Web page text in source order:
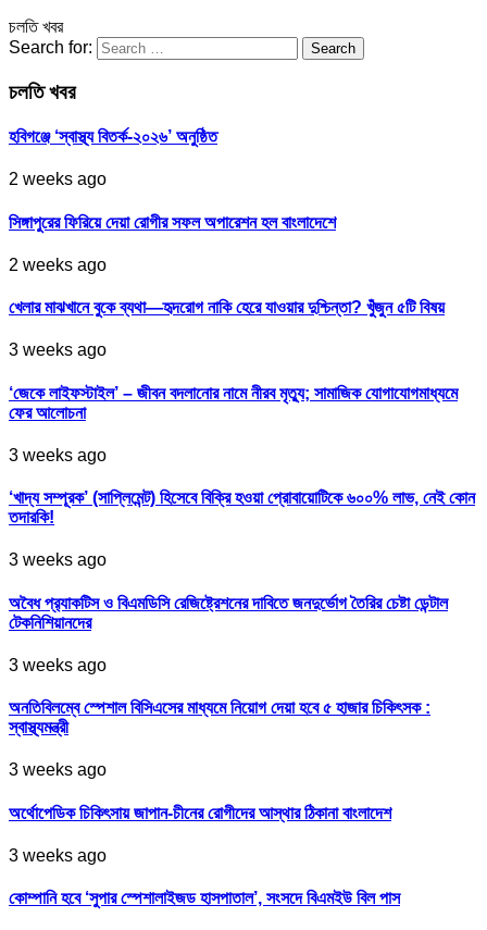
চলতি খবর
Search for:
চলতি খবর
হবিগঞ্জে ‘স্বাস্থ্য বিতর্ক-২০২৬’ অনুষ্ঠিত
2 weeks ago
সিঙ্গাপুরের ফিরিয়ে দেয়া রোগীর সফল অপারেশন হল বাংলাদেশে
2 weeks ago
খেলার মাঝখানে বুকে ব্যথা—হৃদরোগ নাকি হেরে যাওয়ার দুশ্চিন্তা? খুঁজুন ৫টি বিষয়
3 weeks ago
‘জেকে লাইফস্টাইল’ – জীবন বদলানোর নামে নীরব মৃত্যু; সামাজিক যোগাযোগমাধ্যমে
ফের আলোচনা
3 weeks ago
‘খাদ্য সম্পূরক’ (সাপ্লিমেন্ট) হিসেবে বিক্রি হওয়া প্রোবায়োটিকে ৬০০% লাভ, নেই কোন
তদারকি!
3 weeks ago
অবৈধ প্র‍্যাকটিস ও বিএমডিসি রেজিষ্ট্রেশনের দাবিতে জনদুর্ভোগ তৈরির চেষ্টা ডেন্টাল
টেকনিশিয়ানদের
3 weeks ago
অনতিবিলম্বে স্পেশাল বিসিএসের মাধ্যমে নিয়োগ দেয়া হবে ৫ হাজার চিকিৎসক :
স্বাস্থ্যমন্ত্রী
3 weeks ago
অর্থোপেডিক চিকিৎসায় জাপান-চীনের রোগীদের আস্থার ঠিকানা বাংলাদেশ
3 weeks ago
কোম্পানি হবে ‘সুপার স্পেশালাইজড হাসপাতাল’, সংসদে বিএমইউ বিল পাস